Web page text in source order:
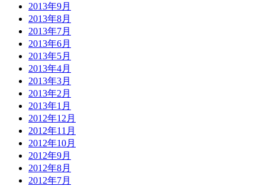
2013年9月
2013年8月
2013年7月
2013年6月
2013年5月
2013年4月
2013年3月
2013年2月
2013年1月
2012年12月
2012年11月
2012年10月
2012年9月
2012年8月
2012年7月